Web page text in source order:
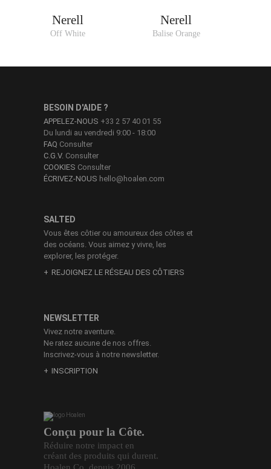
Nerell
Off White
Nerell
Balise Orange
Conçu pour la Côte.
Réduire notre impact en
créant des produits qui durent.
SALTED
Vous êtes côtier ou amoureux des côtes et
des océans. Vous aimez y vivre, les
explorer, les protéger.
REJOIGNEZ LE RÉSEAU DES CÔTIERS
BESOIN D'AIDE ?
APPELEZ-NOUS +33 2 57 40 01 55
Du lundi au vendredi 9:00 - 18:00
FAQ Consulter
C.G.V. Consulter
COOKIES Consulter
ÉCRIVEZ-NOUS hello@hoalen.com
NEWSLETTER
Vivez notre aventure.
Ne ratez aucune de nos offres.
Inscrivez-vous à notre newsletter.
INSCRIPTION